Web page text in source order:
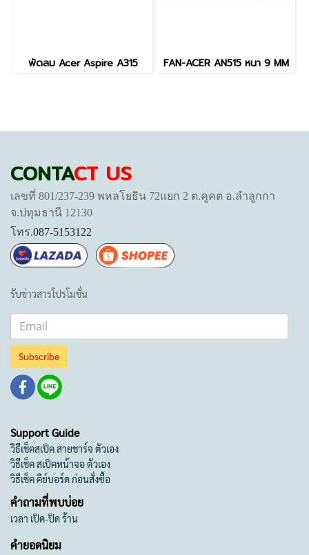
พัดลม Acer Aspire A315 FAN-ACER AN515 หนา 9 MM
CONTACT US
เลขที่ 801/237-239 พหลโยธิน 72แยก 2 ต.คูคต อ.ลำลูกกา
จ.ปทุมธานี 12130
โทร.087-5153122
รับข่าวสารโปรโมชั่น
Subscribe
Support Guide
วิธีเช็คสเป็ค สายชาร์จ ตัวเอง
วิธีเช็ค สเป็คหน้าจอ ตัวเอง
วิธีเช็ค คีย์บอร์ด ก่อนสั่งซื้อ
คำถามที่พบบ่อย
เวลา เปิด-ปิด ร้าน
คำยอดนิยม